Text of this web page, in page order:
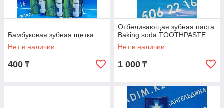
Бамбуковая зубная щетка
Нет в наличии
400 ₸
Отбеливающая зубная паста
Baking soda TOOTHPASTE
Нет в наличии
1 000 ₸